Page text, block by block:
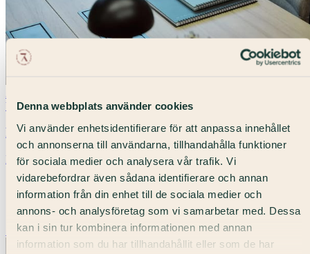
Denna webbplats använder cookies
Vi använder enhetsidentifierare för att anpassa innehållet
och annonserna till användarna, tillhandahålla funktioner
för sociala medier och analysera vår trafik. Vi
vidarebefordrar även sådana identifierare och annan
information från din enhet till de sociala medier och
annons- och analysföretag som vi samarbetar med. Dessa
kan i sin tur kombinera informationen med annan
information som du har tillhandahållit eller som de har
3–6 personer
Vasagatan · Våning 9
Private Office ⎯ 6 personer
Ljust kontor med utsikt mot Vasagatan.
Högt upp
Stadsutsikt
Panorama fönster
Skicka förfrågan